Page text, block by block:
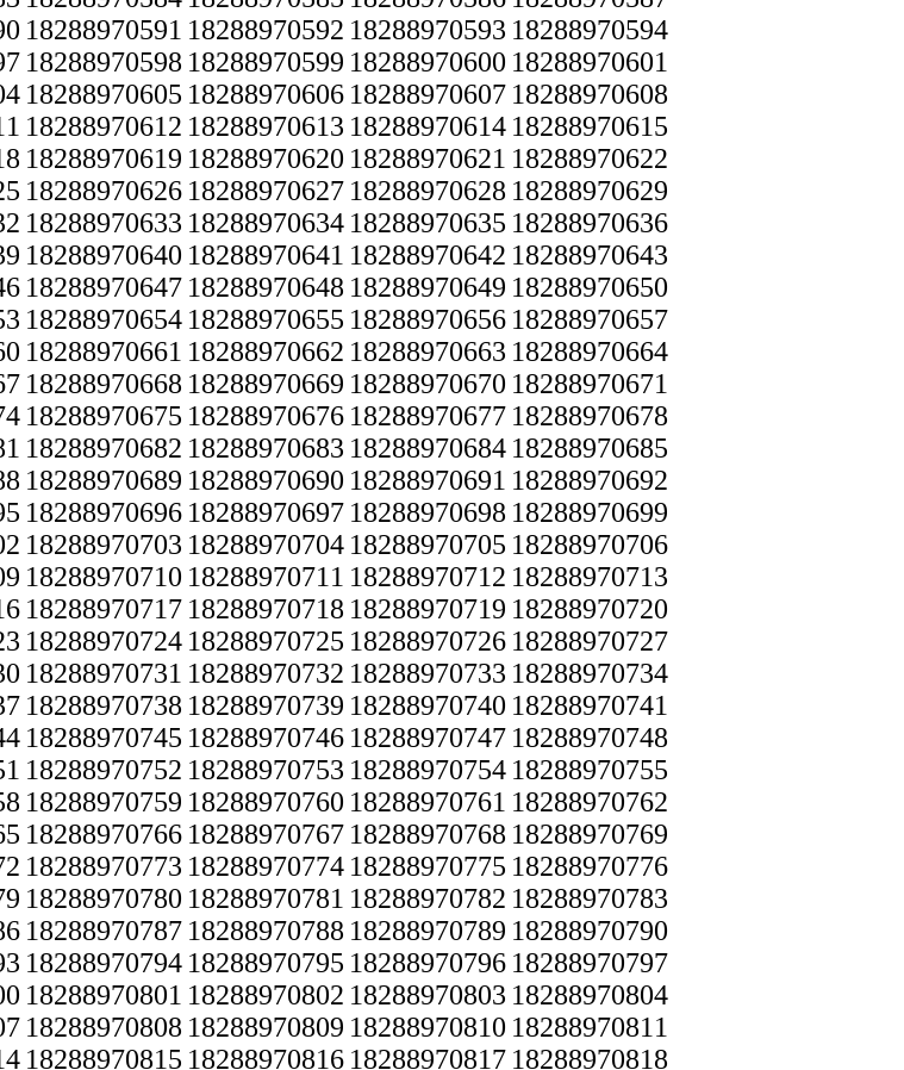
18288970591 18288970592 18288970593 18288970594
18288970598 18288970599 18288970600 18288970601
18288970605 18288970606 18288970607 18288970608
18288970612 18288970613 18288970614 18288970615
18288970619 18288970620 18288970621 18288970622
18288970626 18288970627 18288970628 18288970629
18288970633 18288970634 18288970635 18288970636
18288970640 18288970641 18288970642 18288970643
18288970647 18288970648 18288970649 18288970650
18288970654 18288970655 18288970656 18288970657
18288970661 18288970662 18288970663 18288970664
18288970668 18288970669 18288970670 18288970671
18288970675 18288970676 18288970677 18288970678
18288970682 18288970683 18288970684 18288970685
18288970689 18288970690 18288970691 18288970692
18288970696 18288970697 18288970698 18288970699
18288970703 18288970704 18288970705 18288970706
18288970710 18288970711 18288970712 18288970713
18288970717 18288970718 18288970719 18288970720
18288970724 18288970725 18288970726 18288970727
18288970731 18288970732 18288970733 18288970734
18288970738 18288970739 18288970740 18288970741
18288970745 18288970746 18288970747 18288970748
18288970752 18288970753 18288970754 18288970755
18288970759 18288970760 18288970761 18288970762
18288970766 18288970767 18288970768 18288970769
18288970773 18288970774 18288970775 18288970776
18288970780 18288970781 18288970782 18288970783
18288970787 18288970788 18288970789 18288970790
18288970794 18288970795 18288970796 18288970797
18288970801 18288970802 18288970803 18288970804
18288970808 18288970809 18288970810 18288970811
18288970815 18288970816 18288970817 18288970818